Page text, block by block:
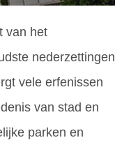
van het
nederzettingen
vele erfenissen
van stad en
parken en